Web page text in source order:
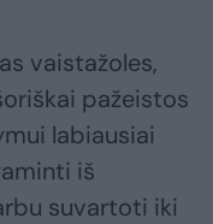
vaistažoles,
pažeistos
labiausiai
iš
suvartoti iki